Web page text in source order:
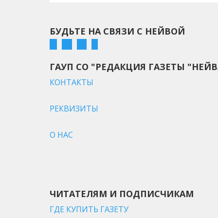
БУДЬТЕ НА СВЯЗИ С НЕЙВОЙ
ГАУП СО "РЕДАКЦИЯ ГАЗЕТЫ
КОНТАКТЫ
РЕКВИЗИТЫ
О НАС
ЧИТАТЕЛЯМ И ПОДПИСЧИКАМ
ГДЕ КУПИТЬ ГАЗЕТУ